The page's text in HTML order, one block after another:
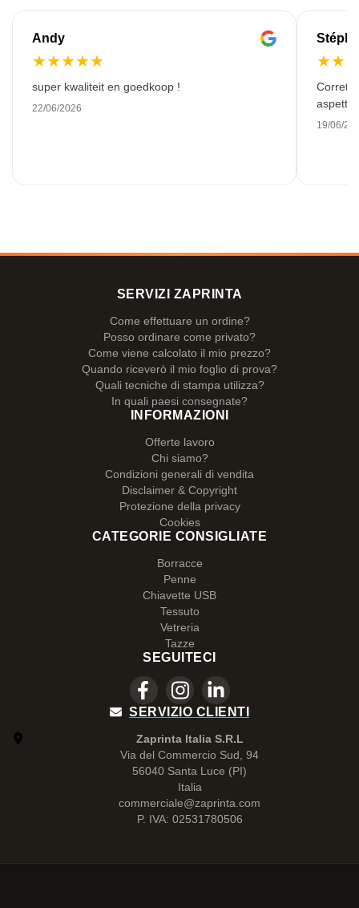
Andy
★★★★★
super kwaliteit en goedkoop !
22/06/2026
★★
19/06/
SERVIZI ZAPRINTA
Come effettuare un ordine?
Posso ordinare come privato?
Come viene calcolato il mio prezzo?
Quando riceverò il mio foglio di prova?
Quali tecniche di stampa utilizza?
In quali paesi consegnate?
INFORMAZIONI
Offerte lavoro
Chi siamo?
Condizioni generali di vendita
Disclaimer & Copyright
Protezione della privacy
Cookies
CATEGORIE CONSIGLIATE
Borracce
Penne
Chiavette USB
Tessuto
Vetreria
Tazze
SEGUITECI
SERVIZIO CLIENTI
Zaprinta Italia S.R.L
Via del Commercio Sud, 94
56040 Santa Luce (PI)
Italia
commerciale@zaprinta.com
P. IVA: 02531780506